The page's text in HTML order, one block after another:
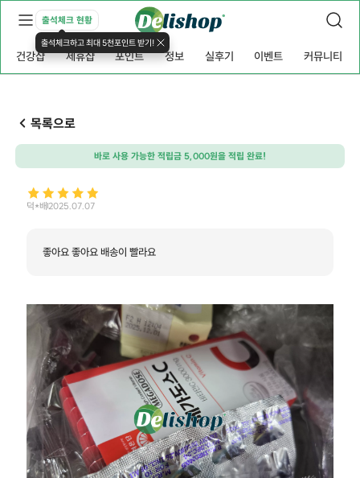
출석체크 현황
출석체크하고 최대 5천포인트 받기!
건강샵 제휴샵 포인트 정보 실후기 이벤트 커뮤니티
목록으로
바로 사용 가능한 적립금 5,000원을 적립 완료!
덕*배2025.07.07
좋아요 좋아요 배송이 빨라요